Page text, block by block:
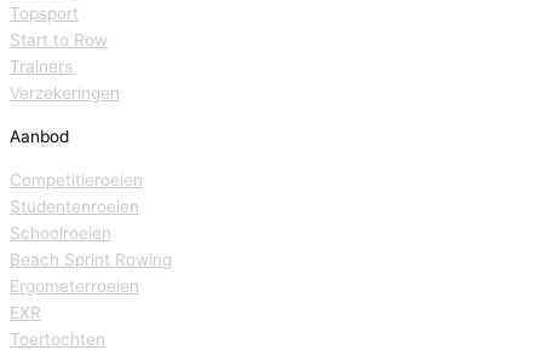
Topsport
Start to Row
Trainers
Verzekeringen
Aanbod
Competitieroeien
Studentenroeien
Schoolroeien
Beach Sprint Rowing
Ergometerroeien
EXR
Toertochten